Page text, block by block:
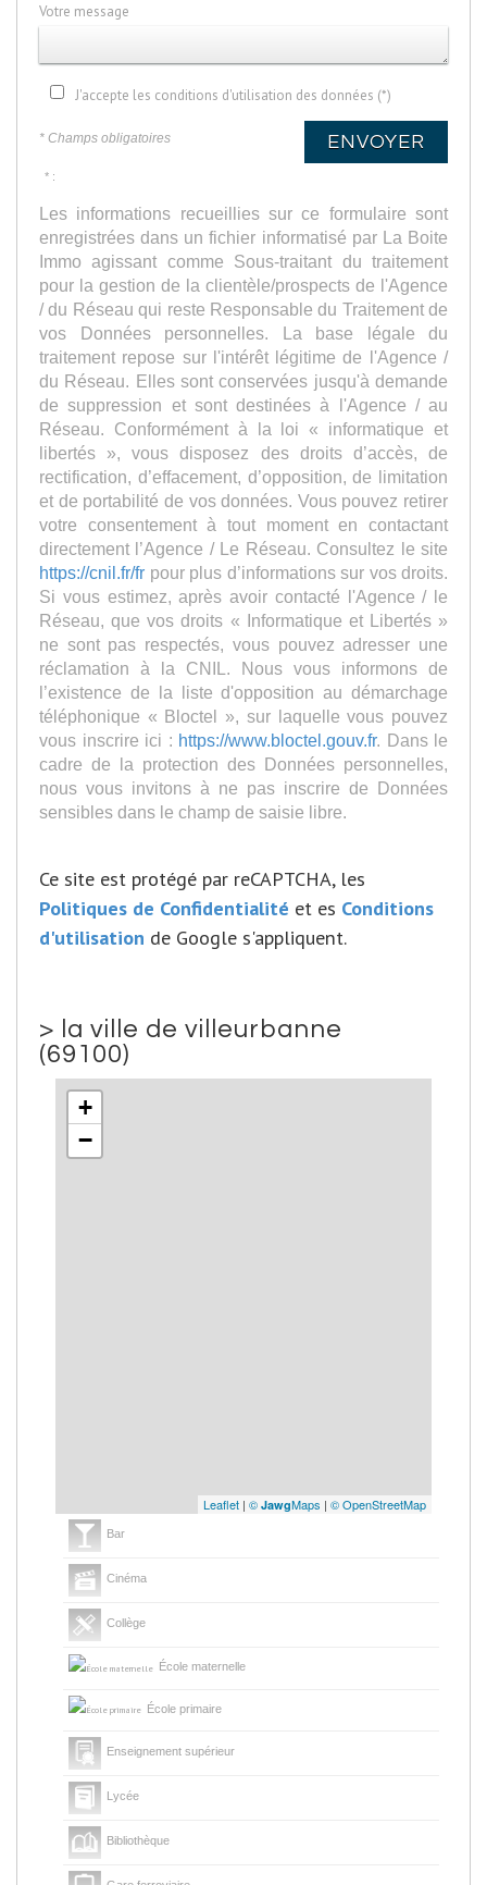
Votre message
J'accepte les conditions d'utilisation des données (*)
* Champs obligatoires ENVOYER
* :
Les informations recueillies sur ce formulaire sont
enregistrées dans un fichier informatisé par La Boite
Immo agissant comme Sous-traitant du traitement
pour la gestion de la clientèle/prospects de l'Agence
/ du Réseau qui reste Responsable du Traitement de
vos Données personnelles. La base légale du
traitement repose sur l'intérêt légitime de l'Agence /
du Réseau. Elles sont conservées jusqu'à demande
de suppression et sont destinées à l'Agence / au
Réseau. Conformément à la loi « informatique et
libertés », vous disposez des droits d’accès, de
rectification, d’effacement, d’opposition, de limitation
et de portabilité de vos données. Vous pouvez retirer
votre consentement à tout moment en contactant
directement l’Agence / Le Réseau. Consultez le site
https://cnil.fr/fr pour plus d’informations sur vos droits.
Si vous estimez, après avoir contacté l'Agence / le
Réseau, que vos droits « Informatique et Libertés »
ne sont pas respectés, vous pouvez adresser une
réclamation à la CNIL. Nous vous informons de
l’existence de la liste d'opposition au démarchage
téléphonique « Bloctel », sur laquelle vous pouvez
vous inscrire ici : https://www.bloctel.gouv.fr. Dans le
cadre de la protection des Données personnelles,
nous vous invitons à ne pas inscrire de Données
sensibles dans le champ de saisie libre.
Ce site est protégé par reCAPTCHA, les
Politiques de Confidentialité et es Conditions
d'utilisation de Google s'appliquent.
> la ville de villeurbanne
(69100)
+
−
Leaflet | © JawgMaps | © OpenStreetMap
Bar
Cinéma
Collège
École maternelle
École primaire
Enseignement supérieur
Lycée
Bibliothèque